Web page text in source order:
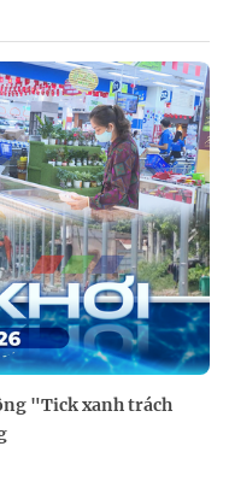
"Tick xanh trách